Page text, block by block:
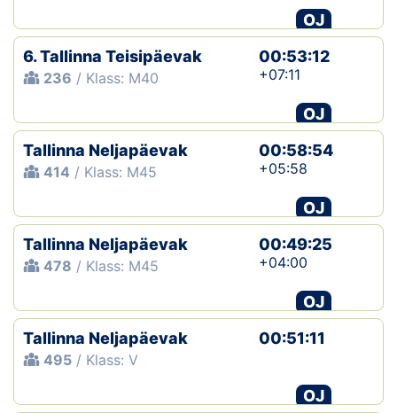
OJ
6. Tallinna Teisipäevak
236 / Klass: M40
00:53:12
+07:11
OJ
Tallinna Neljapäevak
414 / Klass: M45
00:58:54
+05:58
OJ
Tallinna Neljapäevak
478 / Klass: M45
00:49:25
+04:00
OJ
Tallinna Neljapäevak
495 / Klass: V
00:51:11
OJ